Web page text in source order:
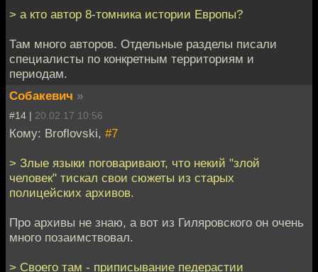
> а кто автор 8-томника истории Европы?
Там много авторов. Отдельные разделы писали
специалисты по конкретным территориям и
периодам.
Собакевич »
#14 | 20.02.17 10:56
Кому: Broflovski, #7
> Злые языки поговаривают, что некий "злой
человек" тискал свои сюжеты из старых
полицейских архивов.
Про архивы не знаю, а вот из Гиляровского он очень
много позаимствовал.
> Своего там - приписывание педерастии